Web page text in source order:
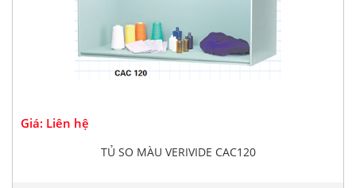
Giá: Liên hệ
TỦ SO MÀU VERIVIDE CAC120